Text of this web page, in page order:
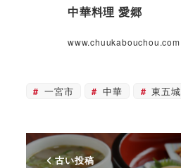
中華料理 愛郷
www.chuukabouchou.com
一宮市 中華 東五城
古い投稿